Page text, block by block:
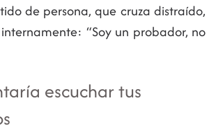
de persona, que cruza distraído,
“Soy un probador, no
escuchar tus